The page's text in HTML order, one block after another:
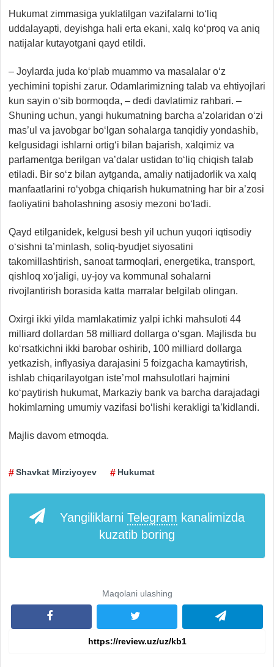
Hukumat zimmasiga yuklatilgan vazifalarni to‘liq
uddalayapti, deyishga hali erta ekani, xalq ko‘proq va aniq
natijalar kutayotgani qayd etildi.
– Joylarda juda ko‘plab muammo va masalalar o‘z
yechimini topishi zarur. Odamlarimizning talab va ehtiyojlari
kun sayin o‘sib bormoqda, – dedi davlatimiz rahbari. –
Shuning uchun, yangi hukumatning barcha a’zolaridan o‘zi
mas’ul va javobgar bo‘lgan sohalarga tanqidiy yondashib,
kelgusidagi ishlarni ortig‘i bilan bajarish, xalqimiz va
parlamentga berilgan va’dalar ustidan to‘liq chiqish talab
etiladi. Bir so‘z bilan aytganda, amaliy natijadorlik va xalq
manfaatlarini ro‘yobga chiqarish hukumatning har bir a’zosi
faoliyatini baholashning asosiy mezoni bo‘ladi.
Qayd etilganidek, kelgusi besh yil uchun yuqori iqtisodiy
o‘sishni ta’minlash, soliq-byudjet siyosatini
takomillashtirish, sanoat tarmoqlari, energetika, transport,
qishloq xo‘jaligi, uy-joy va kommunal sohalarni
rivojlantirish borasida katta marralar belgilab olingan.
Oxirgi ikki yilda mamlakatimiz yalpi ichki mahsuloti 44
milliard dollardan 58 milliard dollarga o‘sgan. Majlisda bu
ko‘rsatkichni ikki barobar oshirib, 100 milliard dollarga
yetkazish, inflyasiya darajasini 5 foizgacha kamaytirish,
ishlab chiqarilayotgan iste’mol mahsulotlari hajmini
ko‘paytirish hukumat, Markaziy bank va barcha darajadagi
hokimlarning umumiy vazifasi bo‘lishi kerakligi ta’kidlandi.
Majlis davom etmoqda.
Shavkat Mirziyoyev Hukumat
Yangiliklarni Telegram kanalimizda
kuzatib boring
Maqolani ulashing